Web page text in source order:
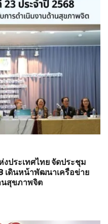
ประเทศไทย จัดประชุม
เดินหน้าพัฒนาเครือข่าย
นสุขภาพจิต